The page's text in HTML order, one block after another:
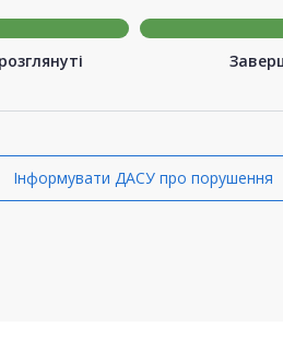
Інформувати ДАСУ про порушення